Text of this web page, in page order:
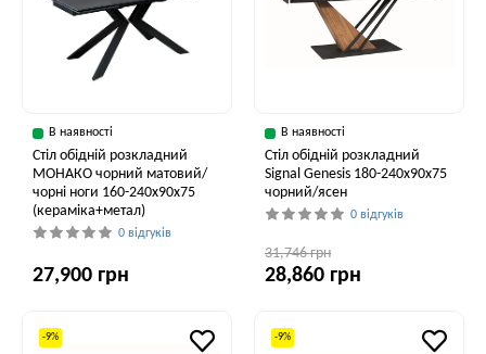
В наявності
Стіл обідній розкладний
МОНАКО чорний матовий/
чорні ноги 160-240x90x75
(кераміка+метал)
0 відгуків
27,900 грн
В наявності
Стіл обідній розкладний
Signal Genesis 180-240x90x75
чорний/ясен
0 відгуків
31,746 грн
28,860 грн
-9% -9%